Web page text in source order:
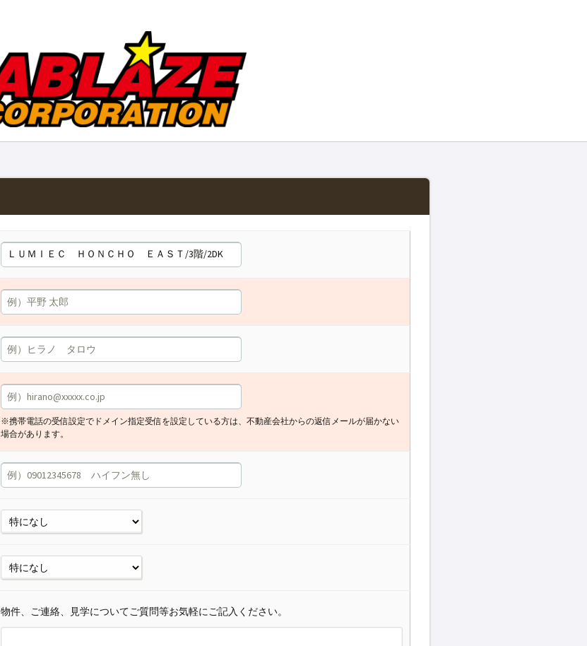
※携帯電話の受信設定でドメイン指定受信を設定している方は、不動産会社からの返信メールが届かない
場合があります。
物件、ご連絡、見学についてご質問等お気軽にご記入ください。